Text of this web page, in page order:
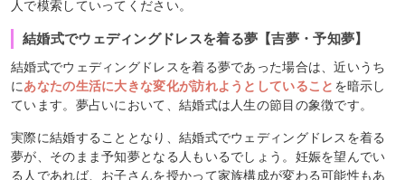
人で模索していってください。
結婚式でウェディングドレスを着る夢【吉夢・予知夢】
結婚式でウェディングドレスを着る夢であった場合は、近いうち
にあなたの生活に大きな変化が訪れようとしていること を暗示し
ています。夢占いにおいて、結婚式は人生の節目の象徴です。
実際に結婚することとなり、結婚式でウェディングドレスを着る
夢が、そのまま予知夢となる人もいるでしょう。妊娠を望んでい
る人であれば、お子さんを授かって家族構成が変わる可能性もあ